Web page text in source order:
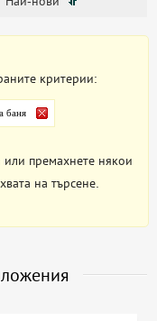
критерии:
баня
или премахнете някои
на търсене.